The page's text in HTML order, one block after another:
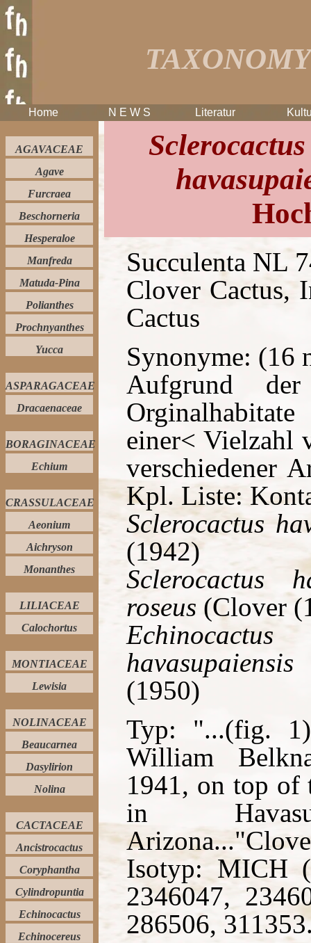
Home N E W S Literatur
AGAVACEAE
Agave
Furcraea
Beschorneria
Hesperaloe
Manfreda
Matuda-Pina
Polianthes
Prochnyanthes
Yucca
ASPARAGACEAE
Dracaenaceae
BORAGINACEAE
Echium
CRASSULACEAE
Aeonium
Aichryson
Monanthes
LILIACEAE
Calochortus
MONTIACEAE
Lewisia
NOLINACEAE
Beaucarnea
Dasylirion
Nolina
CACTACEAE
Ancistrocactus
Coryphantha
Cylindropuntia
Echinocactus
Echinocereus
Succulenta NL
Clover Cactus,
Cactus
Synonyme: (16
Aufgrund
einer< Vielzahl
verschiedener
Kpl. Liste:
Sclerocactus
(1942)
Sclerocactus
roseus (Clover
Echinocactus
havasupaiensis
(1950)
Typ: "...(fig.
William
1941, on top of
in
Isotyp: MICH
2346047,
286506,